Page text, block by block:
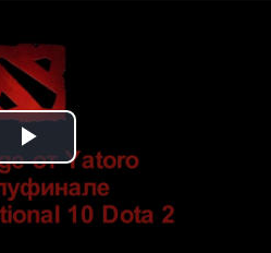
Play Video